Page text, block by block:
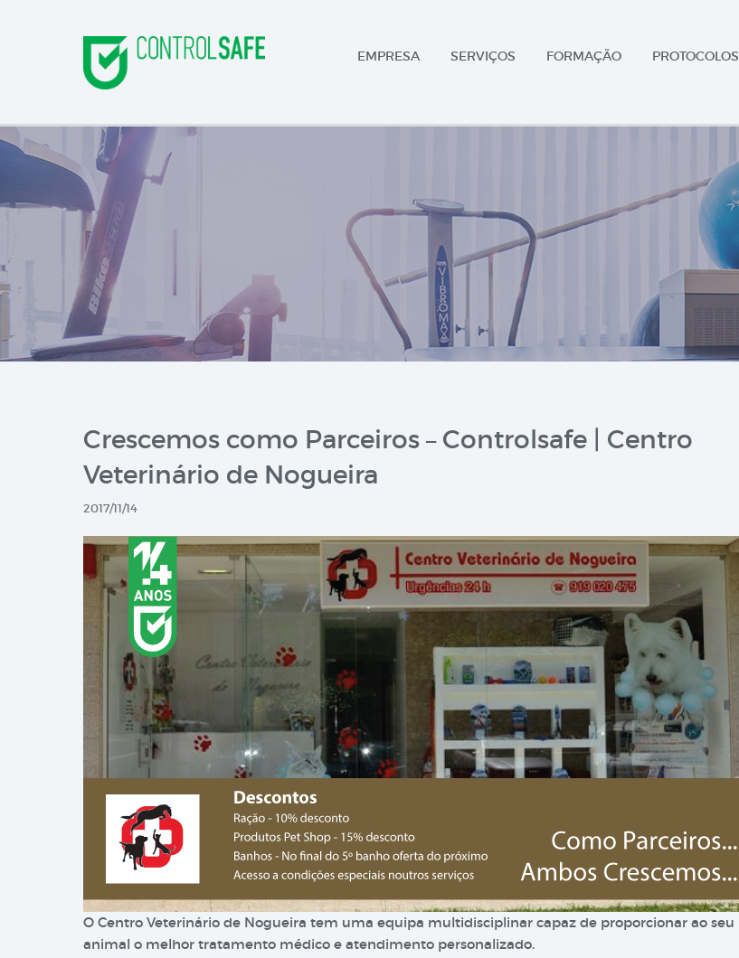
EMPRESA SERVIÇOS FORMAÇÃO PROTOCOLOS
Crescemos como Parceiros – Controlsafe | Centro
Veterinário de Nogueira
2017/11/14
O Centro Veterinário de Nogueira tem uma equipa multidisciplinar capaz de proporcionar ao seu
animal o melhor tratamento médico e atendimento personalizado.